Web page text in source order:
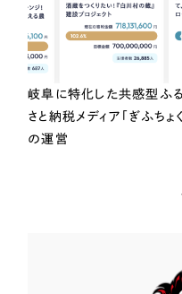
岐阜に特化した共感型ふる
さと納税メディア「ぎふちょく
の運営